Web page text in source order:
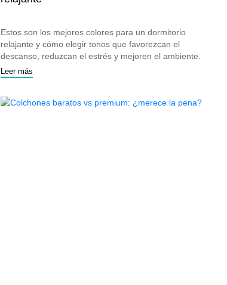
Estos son los mejores colores para un dormitorio
relajante y cómo elegir tonos que favorezcan el
descanso, reduzcan el estrés y mejoren el ambiente.
Leer más